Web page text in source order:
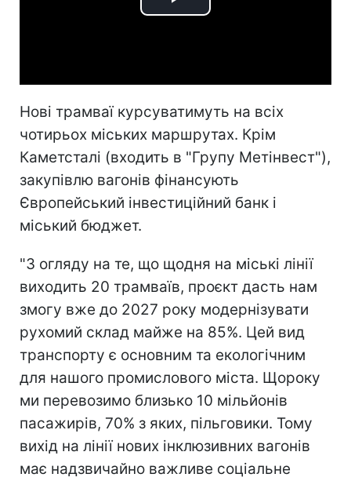
Play
Нові трамваї курсуватимуть на всіх
чотирьох міських маршрутах. Крім
Каметсталі (входить в "Групу Метінвест"),
закупівлю вагонів фінансують
Європейський інвестиційний банк і
міський бюджет.
"З огляду на те, що щодня на міські лінії
виходить 20 трамваїв, проєкт дасть нам
змогу вже до 2027 року модернізувати
рухомий склад майже на 85%. Цей вид
транспорту є основним та екологічним
для нашого промислового міста. Щороку
ми перевозимо близько 10 мільйонів
пасажирів, 70% з яких, пільговики. Тому
вихід на лінії нових інклюзивних вагонів
має надзвичайно важливе соціальне